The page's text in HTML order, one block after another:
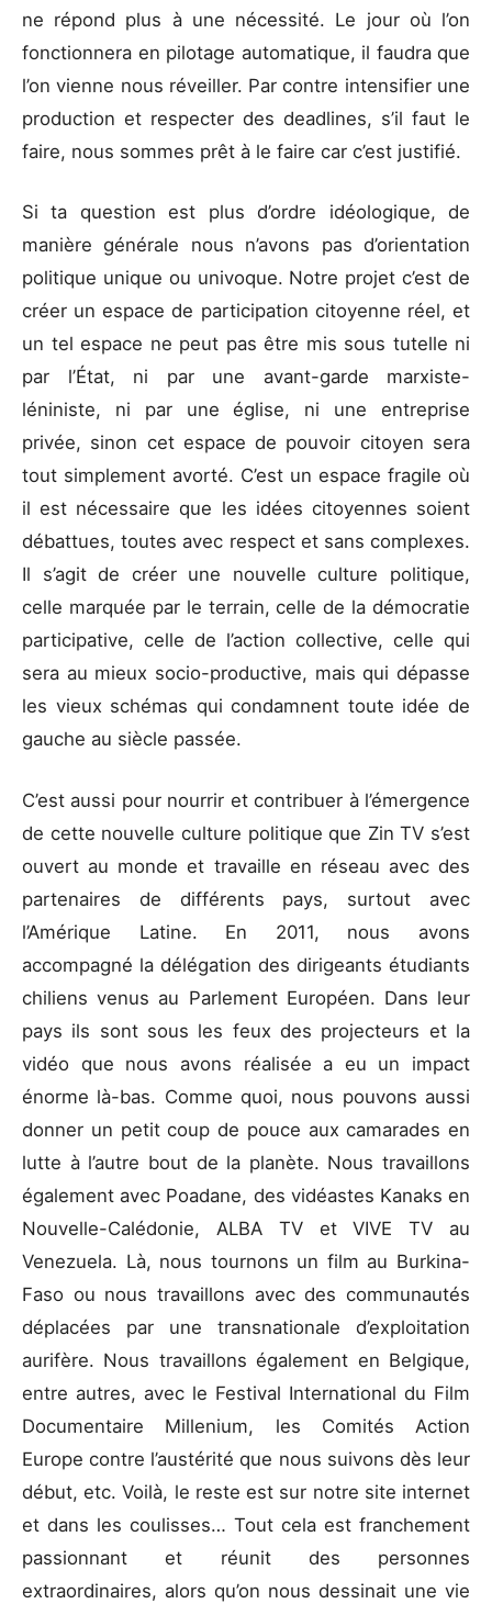
ne répond plus à une nécessité. Le jour où l’on
fonctionnera en pilotage automatique, il faudra que
l’on vienne nous réveiller. Par contre intensifier une
production et respecter des deadlines, s’il faut le
faire, nous sommes prêt à le faire car c’est justifié.
Si ta question est plus d’ordre idéologique, de
manière générale nous n’avons pas d’orientation
politique unique ou univoque. Notre projet c’est de
créer un espace de participation citoyenne réel, et
un tel espace ne peut pas être mis sous tutelle ni
par l’État, ni par une avant-garde marxiste-
léniniste, ni par une église, ni une entreprise
privée, sinon cet espace de pouvoir citoyen sera
tout simplement avorté. C’est un espace fragile où
il est nécessaire que les idées citoyennes soient
débattues, toutes avec respect et sans complexes.
Il s’agit de créer une nouvelle culture politique,
celle marquée par le terrain, celle de la démocratie
participative, celle de l’action collective, celle qui
sera au mieux socio-productive, mais qui dépasse
les vieux schémas qui condamnent toute idée de
gauche au siècle passée.
C’est aussi pour nourrir et contribuer à l’émergence
de cette nouvelle culture politique que Zin TV s’est
ouvert au monde et travaille en réseau avec des
partenaires de différents pays, surtout avec
l’Amérique Latine. En 2011, nous avons
accompagné la délégation des dirigeants étudiants
chiliens venus au Parlement Européen. Dans leur
pays ils sont sous les feux des projecteurs et la
vidéo que nous avons réalisée a eu un impact
énorme là-bas. Comme quoi, nous pouvons aussi
donner un petit coup de pouce aux camarades en
lutte à l’autre bout de la planète. Nous travaillons
également avec Poadane, des vidéastes Kanaks en
Nouvelle-Calédonie, ALBA TV et VIVE TV au
Venezuela. Là, nous tournons un film au Burkina-
Faso ou nous travaillons avec des communautés
déplacées par une transnationale d’exploitation
aurifère. Nous travaillons également en Belgique,
entre autres, avec le Festival International du Film
Documentaire Millenium, les Comités Action
Europe contre l’austérité que nous suivons dès leur
début, etc. Voilà, le reste est sur notre site internet
et dans les coulisses… Tout cela est franchement
passionnant et réunit des personnes
extraordinaires, alors qu’on nous dessinait une vie